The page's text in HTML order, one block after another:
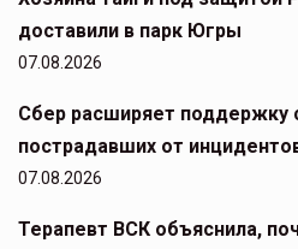
доставили в парк Югры
07.08.2026
Сбер расширяет поддержку
пострадавших от
07.08.2026
Терапевт ВСК объяснила,